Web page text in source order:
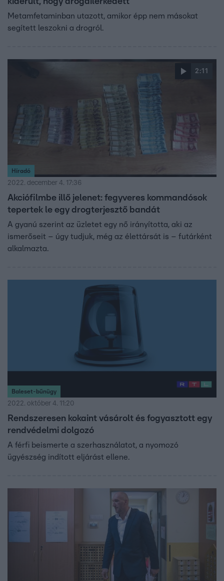
Metamfetaminban utazott, amikor épp nem másokat
segített leszokni a drogról.
2:11
Híradó
2022. december 4. 17:36
Akciófilmbe illő jelenet: fegyveres kommandósok
tepertek le egy drogterjesztő bandát
A gyanú szerint az üzletet egy nő irányította, aki az
ismerőseit – úgy tudjuk, még az élettársát is – futárként
alkalmazta.
Baleset-bűnügy
2022. október 4. 11:20
Rendszeresen kokaint vásárolt és fogyasztott egy
rendvédelmi dolgozó
A férfi beismerte a szerhasználatot, a nyomozó
ügyészség indított eljárást ellene.